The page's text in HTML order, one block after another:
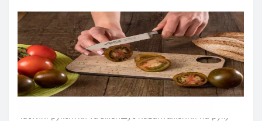
Рукоятку ножів для помідор серії «Рів’єра» з
витонченим дизайном виготовили з
поліоксиметиленових накладок, які не створюють
щілин та запобігають проникненню мікроскопічних
елементів їжі. Закріплюють конструкцію рукоятки
ножів arcos міцні металеві заклепки, що сприяють
довготривалій роботі з кухонним ножем. Больстер